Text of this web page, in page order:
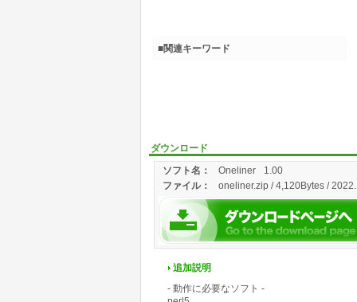
ダウンロード
ソフト名：
Oneliner 1.00
ファイル： oneliner.zip / 4,120Bytes /
追加説明
- 動作に必要なソフト -
■関連キーワード